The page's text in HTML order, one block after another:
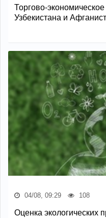
Торгово-
Узбекистана и
04/08, 09:29 108
Оценка экологических